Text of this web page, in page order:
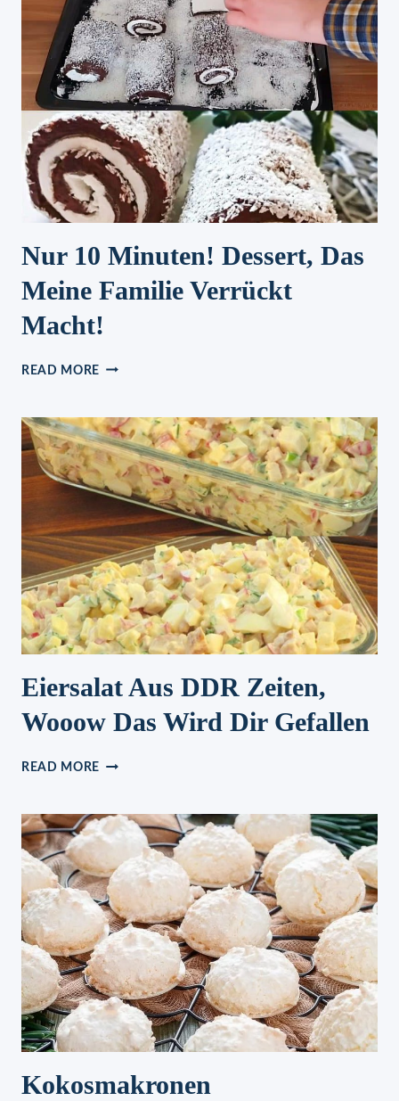
LECKER
!
Nur 10 Minuten! Dessert, Das
Meine Familie Verrückt
Macht!
READ MORE NUR
DESSERT,
DAS
MEINE
FAMILIE
VERRÜCKT
MACHT!
Eiersalat Aus DDR Zeiten,
Wooow Das Wird Dir Gefallen
READ MORE EIERSALAT
ZEITEN,
WOOOW
WIRD
DIR
GEFALLEN
Kokosmakronen